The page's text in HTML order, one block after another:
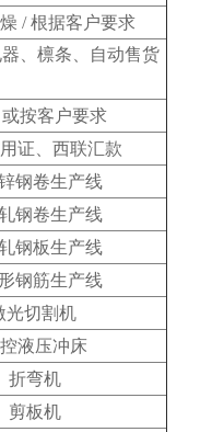
/ 根据客户要求
、檩条、自动售货
按客户要求
证、西联汇款
钢卷生产线
钢卷生产线
钢板生产线
钢筋生产线
光切割机
液压冲床
折弯机
剪板机